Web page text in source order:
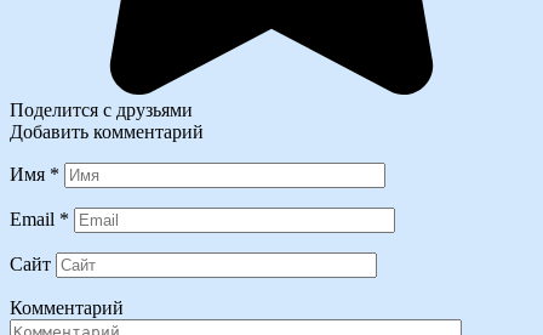
Поделится с друзьями
Добавить комментарий
Имя *
Email *
Сайт
Комментарий